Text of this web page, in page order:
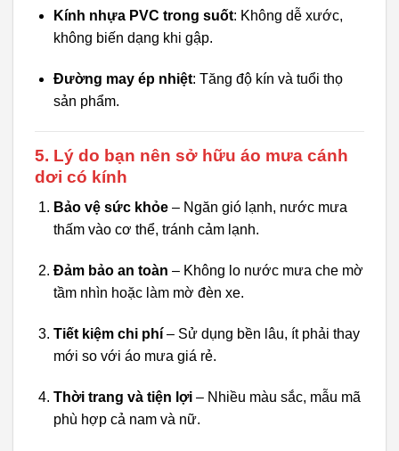
Kính nhựa PVC trong suốt: Không dễ xước,
không biến dạng khi gập.
Đường may ép nhiệt: Tăng độ kín và tuổi thọ
sản phẩm.
5. Lý do bạn nên sở hữu áo mưa cánh
dơi có kính
Bảo vệ sức khỏe– Ngăn gió lạnh, nước mưa
thấm vào cơ thể, tránh cảm lạnh.
Đảm bảo an toàn – Không lo nước mưa che mờ
tầm nhìn hoặc làm mờ đèn xe.
Tiết kiệm chi phí– Sử dụng bền lâu, ít phải thay
mới so với áo mưa giá rẻ.
Thời trang và tiện lợi– Nhiều màu sắc, mẫu mã
phù hợp cả nam và nữ.